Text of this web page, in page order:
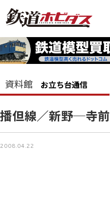
資料館 お立ち台通信
播但線／新野─寺前
2008.04.22